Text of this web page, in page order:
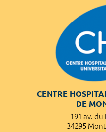
CENTRE
DE
191 av. du
34295